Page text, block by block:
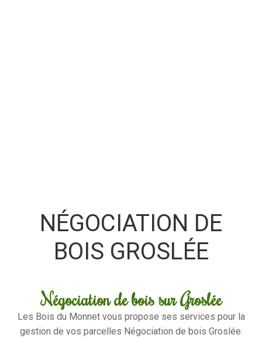
NÉGOCIATION DE
BOIS GROSLÉE
Négociation de bois sur Groslée
Les Bois du Monnet vous propose ses services pour la
gestion de vos parcelles Négociation de bois Groslée.